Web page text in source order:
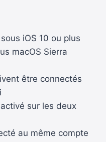
iOS 10 ou plus
macOS Sierra
être connectés
sur les deux
au même compte